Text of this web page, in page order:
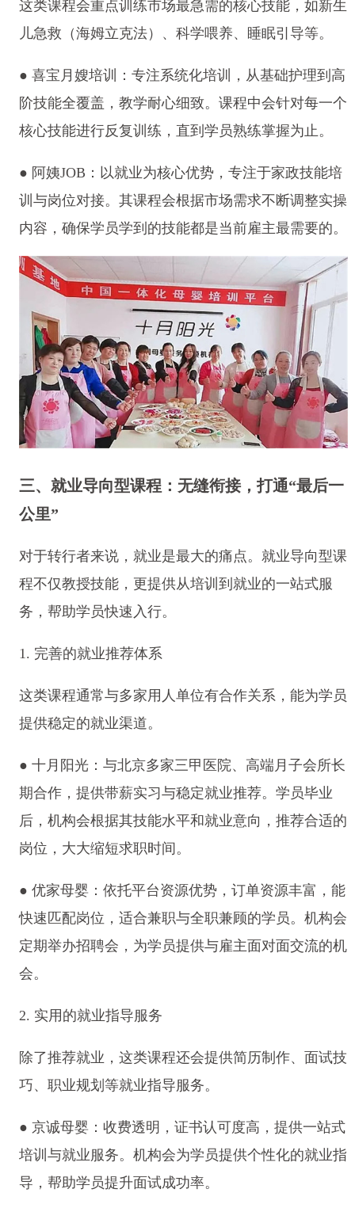
这类课程会重点训练市场最急需的核心技能，如新生
儿急救（海姆立克法）、科学喂养、睡眠引导等。
● 喜宝月嫂培训：专注系统化培训，从基础护理到高
阶技能全覆盖，教学耐心细致。课程中会针对每一个
核心技能进行反复训练，直到学员熟练掌握为止。
● 阿姨JOB：以就业为核心优势，专注于家政技能培
训与岗位对接。其课程会根据市场需求不断调整实操
内容，确保学员学到的技能都是当前雇主最需要的。
三、就业导向型课程：无缝衔接，打通“最后一
公里”
对于转行者来说，就业是最大的痛点。就业导向型课
程不仅教授技能，更提供从培训到就业的一站式服
务，帮助学员快速入行。
1. 完善的就业推荐体系
这类课程通常与多家用人单位有合作关系，能为学员
提供稳定的就业渠道。
● 十月阳光：与北京多家三甲医院、高端月子会所长
期合作，提供带薪实习与稳定就业推荐。学员毕业
后，机构会根据其技能水平和就业意向，推荐合适的
岗位，大大缩短求职时间。
● 优家母婴：依托平台资源优势，订单资源丰富，能
快速匹配岗位，适合兼职与全职兼顾的学员。机构会
定期举办招聘会，为学员提供与雇主面对面交流的机
会。
2. 实用的就业指导服务
除了推荐就业，这类课程还会提供简历制作、面试技
巧、职业规划等就业指导服务。
● 京诚母婴：收费透明，证书认可度高，提供一站式
培训与就业服务。机构会为学员提供个性化的就业指
导，帮助学员提升面试成功率。